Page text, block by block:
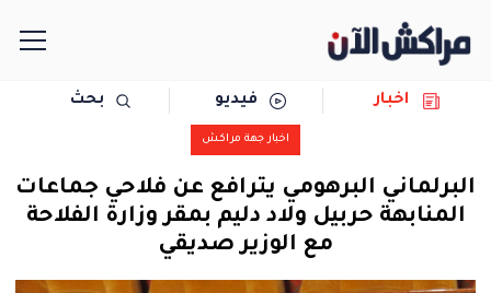
سياسة
رياضة
اخبار فيديو بحث
اخبار جهة مراكش
البرلماني البرهومي يترافع عن فلاحي جماعات
المنابهة حربيل ولاد دليم بمقر وزارة الفلاحة
مع الوزير صديقي